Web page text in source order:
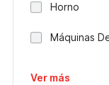
Horno
Máquinas
Ver más